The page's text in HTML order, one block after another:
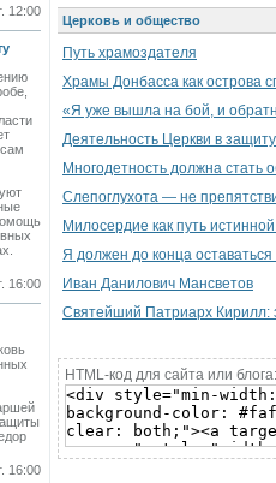
12:00
16:00
16:00
Церковь и общество
Путь храмоздателя
Храмы Донбасса как острова
«Я уже вышла на бой, и
Деятельность Церкви в
Многодетность должна стать
Слепоглухота — не
Милосердие как путь
Я должен до конца оставаться
Иван Данилович Мансветов
Святейший Патриарх Кирилл:
HTML-код для сайта или блога: